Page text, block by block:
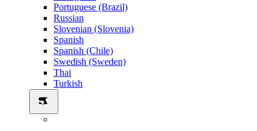
Portuguese (Brazil)
Russian
Slovenian (Slovenia)
Spanish
Spanish (Chile)
Swedish (Sweden)
Thai
Turkish